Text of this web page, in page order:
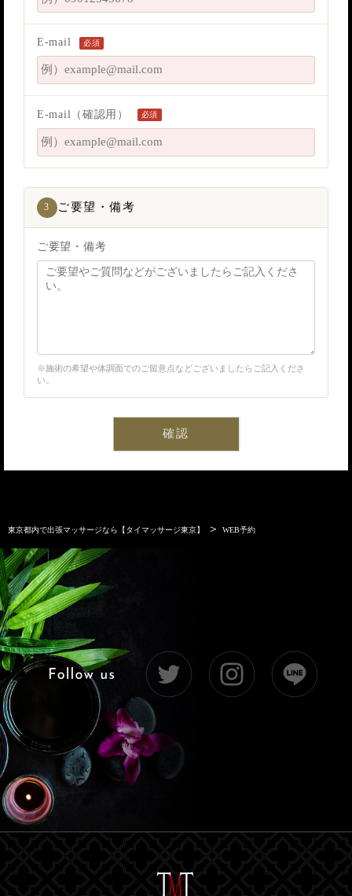
E-mail 必須
E-mail（確認用） 必須
3 ご要望・備考
ご要望・備考
※施術の希望や体調面でのご留意点などございましたらご記入くださ
い。
確認
東京都内で出張マッサージなら【タイマッサージ東京】 ＞ WEB予約